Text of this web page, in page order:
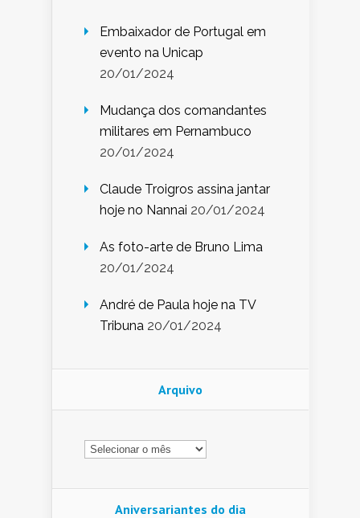
Embaixador de Portugal em
evento na Unicap
20/01/2024
Mudança dos comandantes
militares em Pernambuco
20/01/2024
Claude Troigros assina jantar
hoje no Nannai 20/01/2024
As foto-arte de Bruno Lima
20/01/2024
André de Paula hoje na TV
Tribuna 20/01/2024
Arquivo
Arquivo
Aniversariantes do dia